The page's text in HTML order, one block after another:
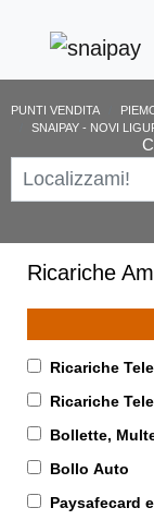
PUNTI VENDITA
SNAIPAY - NOVI
Ricariche
Ricariche
Ricariche
Bollette,
Bollo Auto
Paysafecard